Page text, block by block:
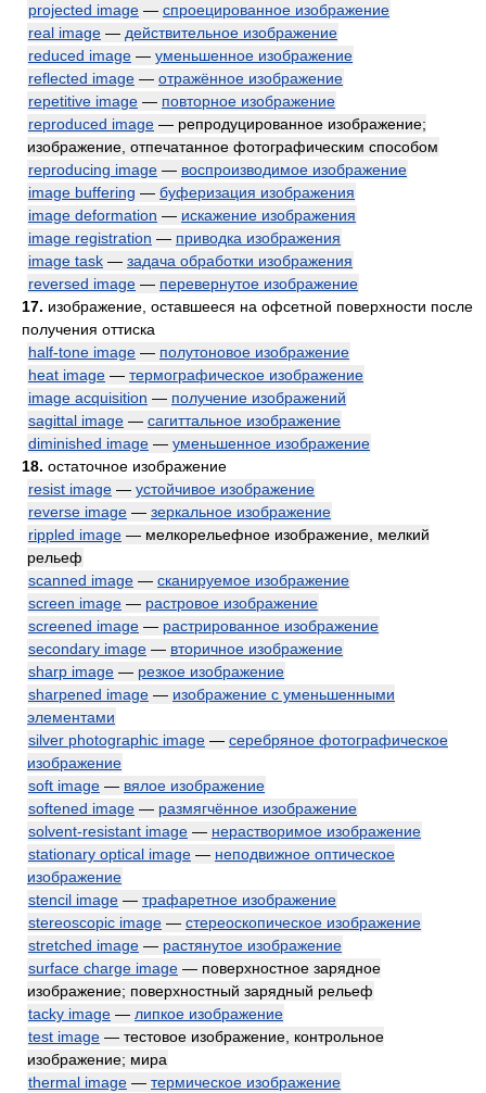
projected image — спроецированное изображение
real image — действительное изображение
reduced image — уменьшенное изображение
reflected image — отражённое изображение
repetitive image — повторное изображение
reproduced image — репродуцированное изображение;
изображение, отпечатанное фотографическим способом
reproducing image — воспроизводимое изображение
image buffering — буферизация изображения
image deformation — искажение изображения
image registration — приводка изображения
image task — задача обработки изображения
reversed image — перевернутое изображение
17. изображение, оставшееся на офсетной поверхности после
получения оттиска
half-tone image — полутоновое изображение
heat image — термографическое изображение
image acquisition — получение изображений
sagittal image — сагиттальное изображение
diminished image — уменьшенное изображение
18. остаточное изображение
resist image — устойчивое изображение
reverse image — зеркальное изображение
rippled image — мелкорельефное изображение, мелкий
рельеф
scanned image — сканируемое изображение
screen image — растровое изображение
screened image — растрированное изображение
secondary image — вторичное изображение
sharp image — резкое изображение
sharpened image — изображение с уменьшенными
элементами
silver photographic image — серебряное фотографическое
изображение
soft image — вялое изображение
softened image — размягчённое изображение
solvent-resistant image — нерастворимое изображение
stationary optical image — неподвижное оптическое
изображение
stencil image — трафаретное изображение
stereoscopic image — стереоскопическое изображение
stretched image — растянутое изображение
surface charge image — поверхностное зарядное
изображение; поверхностный зарядный рельеф
tacky image — липкое изображение
test image — тестовое изображение, контрольное
изображение; мира
thermal image — термическое изображение